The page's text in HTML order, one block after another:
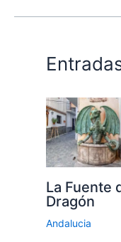
La Fuente
Dragón
Andalucia